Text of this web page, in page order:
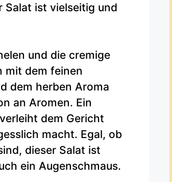
Salat ist vielseitig und
und die cremige
mit dem feinen
dem herben Aroma
an Aromen. Ein
dem Gericht
macht. Egal, ob
dieser Salat ist
ein Augenschmaus.